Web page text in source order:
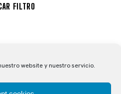
website y nuestro servicio.
FILTRO